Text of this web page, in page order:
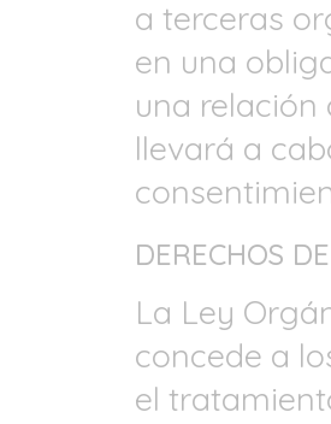
a terceras
en una
una
llevará a
DERECHOS
La Ley
concede a
el